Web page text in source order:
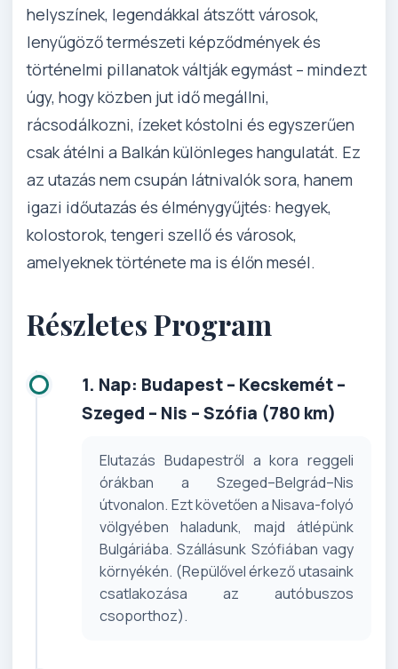
helyszínek, legendákkal átszőtt városok,
lenyűgöző természeti képződmények és
történelmi pillanatok váltják egymást – mindezt
úgy, hogy közben jut idő megállni,
rácsodálkozni, ízeket kóstolni és egyszerűen
csak átélni a Balkán különleges hangulatát. Ez
az utazás nem csupán látnivalók sora, hanem
igazi időutazás és élménygyűjtés: hegyek,
kolostorok, tengeri szellő és városok,
amelyeknek története ma is élőn mesél.
Részletes Program
1. Nap: Budapest – Kecskemét –
Szeged – Nis – Szófia (780 km)
Elutazás Budapestről a kora reggeli
órákban a Szeged–Belgrád–Nis
útvonalon. Ezt követően a Nisava-folyó
völgyében haladunk, majd átlépünk
Bulgáriába. Szállásunk Szófiában vagy
környékén. (Repülővel érkező utasaink
csatlakozása az autóbuszos
csoporthoz).